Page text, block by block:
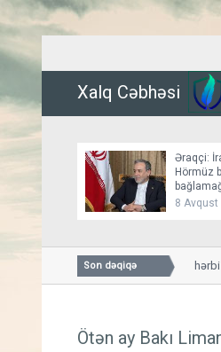
Xalq Cəbhəsi
Əraqçi:
Hörmüz
8 Avqust
Son dəqiqə
Husilər Yəməndəki hərbi
Ötən ay Bakı